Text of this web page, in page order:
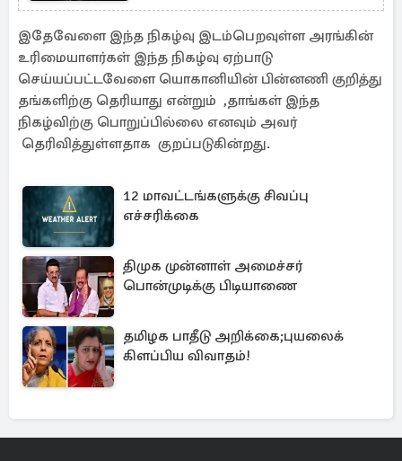
இதேவேளை இந்த நிகழ்வு இடம்பெறவுள்ள அரங்கின்
உரிமையாளர்கள் இந்த நிகழ்வு ஏற்பாடு
செய்யப்பட்டவேளை யொகானியின் பின்னணி குறித்து
தங்களிற்கு தெரியாது என்றும் ,தாங்கள் இந்த
நிகழ்விற்கு பொறுப்பில்லை எனவும் அவர்
தெரிவித்துள்ளதாக குறப்படுகின்றது.
12 மாவட்டங்களுக்கு சிவப்பு
எச்சரிக்கை
திமுக முன்னாள் அமைச்சர்
பொன்முடிக்கு பிடியாணை
தமிழக பாதீடு அறிக்கை;புயலைக்
கிளப்பிய விவாதம்!